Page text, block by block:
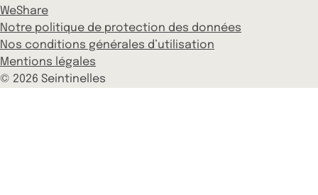
WeShare
Notre politique de protection des données
Nos conditions générales d’utilisation
Mentions légales
© 2026 Seintinelles